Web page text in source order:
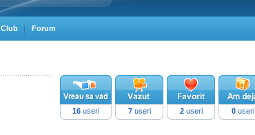
Club Forum
16 useri 7useri 2useri 0useri